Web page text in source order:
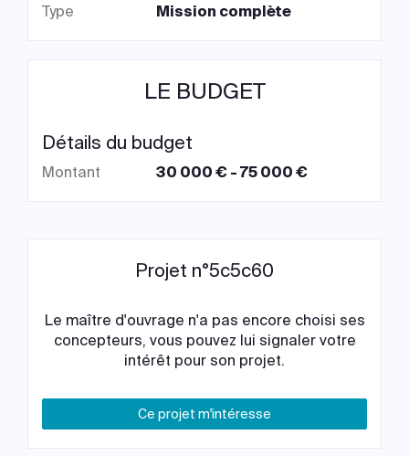
Type Mission complète
LE BUDGET
Détails du budget
Montant 30 000 € - 75 000 €
Projet n°5c5c60
Le maître d'ouvrage n'a pas encore choisi ses
concepteurs, vous pouvez lui signaler votre
intérêt pour son projet.
Ce projet m'intéresse